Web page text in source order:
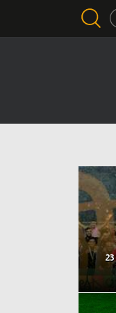
رسميا بشأن استضافة كأس إفريقيا تحت 23